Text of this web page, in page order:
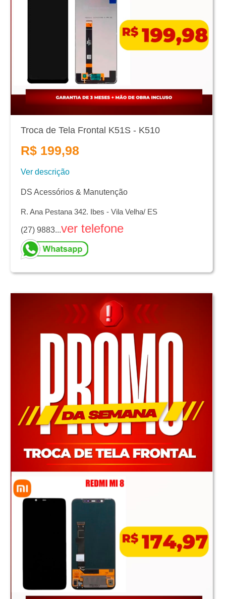
Troca de Tela Frontal K51S - K510
R$ 199,98
Ver descrição
DS Acessórios & Manutenção
R. Ana Pestana 342. Ibes - Vila Velha/ ES
(27) 9883...ver telefone